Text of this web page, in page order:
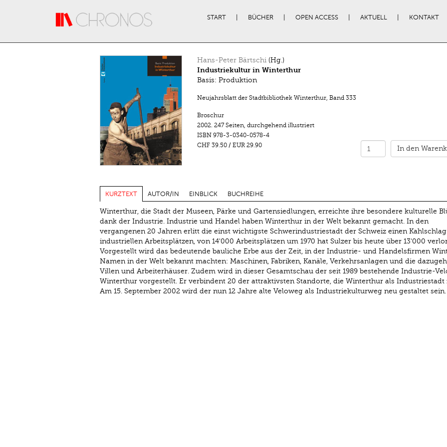
START BÜCHER OPEN ACCESS AKTUELL KONTAKT
Hans-Peter Bärtschi(Hg.)
Industriekultur in Winterthur
Basis: Produktion
Neujahrsblatt der Stadtbibliothek Winterthur, Band 333
Broschur
2002. 247 Seiten, durchgehend illustriert
ISBN 978-3-0340-0578-4
CHF 39.50/ EUR 29.90 In den
KURZTEXT AUTOR/IN EINBLICK BUCHREIHE
Winterthur, die Stadt der Museen, Pärke und Gartensiedlungen, erreichte ihre besondere kulturelle
dank der Industrie. Industrie und Handel haben Winterthur in der Welt bekannt gemacht. In den
vergangenen 20 Jahren erlitt die einst wichtigste Schwerindustriestadt der Schweiz einen Kahlschlag
industriellen Arbeitsplätzen, von 14'000 Arbeitsplätzen um 1970 hat Sulzer bis heute über 13'000
Vorgestellt wird das bedeutende bauliche Erbe aus der Zeit, in der Industrie- und Handelsfirmen
Namen in der Welt bekannt machten: Maschinen, Fabriken, Kanäle, Verkehrsanlagen und die
Villen und Arbeiterhäuser. Zudem wird in dieser Gesamtschau der seit 1989 bestehende Industrie-
Winterthur vorgestellt. Er verbindent 20 der attraktivsten Standorte, die Winterthur als Industriestadt
Am 15. September 2002 wird der nun 12 Jahre alte Veloweg als Industriekulturweg neu gestaltet sein.